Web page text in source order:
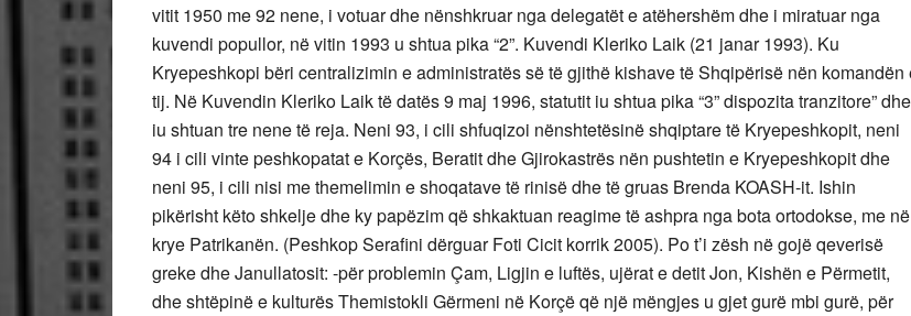
vitit 1950 me 92 nene, i votuar dhe nënshkruar nga delegatët e atëhershëm dhe i miratuar nga
kuvendi popullor, në vitin 1993 u shtua pika “2”. Kuvendi Kleriko Laik (21 janar 1993). Ku
Kryepeshkopi bëri centralizimin e administratës së të gjithë kishave të Shqipërisë nën komandën
tij. Në Kuvendin Kleriko Laik të datës 9 maj 1996, statutit iu shtua pika “3” dispozita tranzitore” dhe
iu shtuan tre nene të reja. Neni 93, i cili shfuqizoi nënshtetësinë shqiptare të Kryepeshkopit, neni
94 i cili vinte peshkopatat e Korçës, Beratit dhe Gjirokastrës nën pushtetin e Kryepeshkopit dhe
neni 95, i cili nisi me themelimin e shoqatave të rinisë dhe të gruas Brenda KOASH-it. Ishin
pikërisht këto shkelje dhe ky papëzim që shkaktuan reagime të ashpra nga bota ortodokse, me në
krye Patrikanën. (Peshkop Serafini dërguar Foti Cicit korrik 2005). Po t’i zësh në gojë qeverisë
greke dhe Janullatosit: -për problemin Çam, Ligjin e luftës, ujërat e detit Jon, Kishën e Përmetit,
dhe shtëpinë e kulturës Themistokli Gërmeni në Korçë që një mëngjes u gjet gurë mbi gurë, për